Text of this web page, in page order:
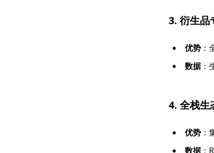
3. 衍生品
优势：
数据：
4. 全栈生
优势：
数据：